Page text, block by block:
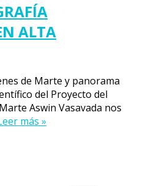
ALTA
de Marte y panorama
del Proyecto del
Aswin Vasavada nos
más »